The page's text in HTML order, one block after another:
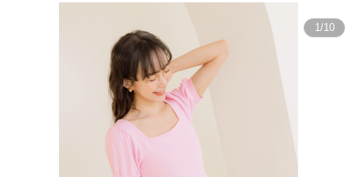
1/10